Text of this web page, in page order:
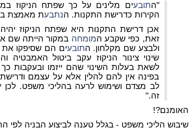
"התובעים מלינים על כך שפתח הניקוז
הקירות כדרישת התקנות. הנתבעת מאמצת
אכן דרישת התקנות היא שפתח הניקוז
זאת, כפי שקבע המומחה במקור הייתה שם
ולבצע שם מקלחון. התובעים הם שסיפקו את
שינוי צינור הניקוז עקב ביטול האמבטיה
לשאת בעלות השינוי שהם ייזמו ובעקבות
בפינה אין להם להלין אלא על עצמם
לב מצדם ושימוש לרעה בהליכי משפט. לכן
זה."
האומנם?!
שיבוש הליכי משפט - בגלל טענה לביצוע הבניה לפי